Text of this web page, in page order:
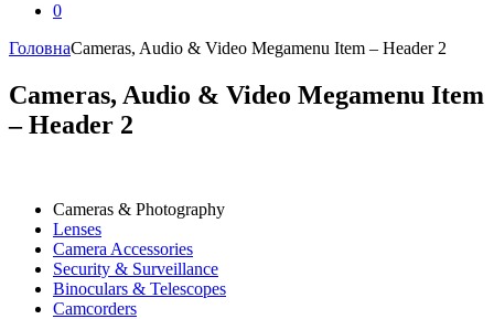
0
ГоловнаCameras, Audio & Video Megamenu Item – Header 2
Cameras, Audio & Video Megamenu Item
– Header 2
Cameras & Photography
Lenses
Camera Accessories
Security & Surveillance
Binoculars & Telescopes
Camcorders